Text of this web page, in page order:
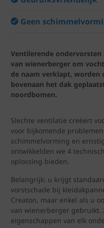
Geen
Ventilerende
van wienerberger om
de naam verklapt, worden
bovenaan het dak
noordbomen.
Slechte ventilatie creëert
voor bijkomende
schimmelvorming en
ontwikkelden we 4
oplossing bieden.
Belangrijk: u krijgt
vorstschade bij
Creaton, maar enkel als u
van wienerberger gebruikt.
eigenschappen van elk